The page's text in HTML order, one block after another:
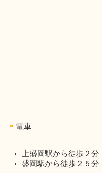
電車
上盛岡駅から徒歩２分
盛岡駅から徒歩２５分